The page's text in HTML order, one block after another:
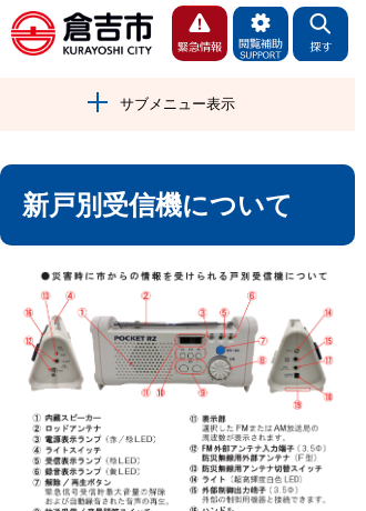
サブメニュー表示
新戸別受信機について